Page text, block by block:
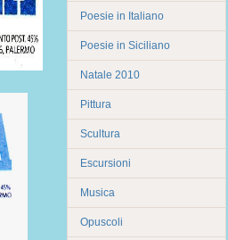
Poesie in Italiano
Poesie in Siciliano
Natale 2010
Pittura
Scultura
Escursioni
Musica
Opuscoli